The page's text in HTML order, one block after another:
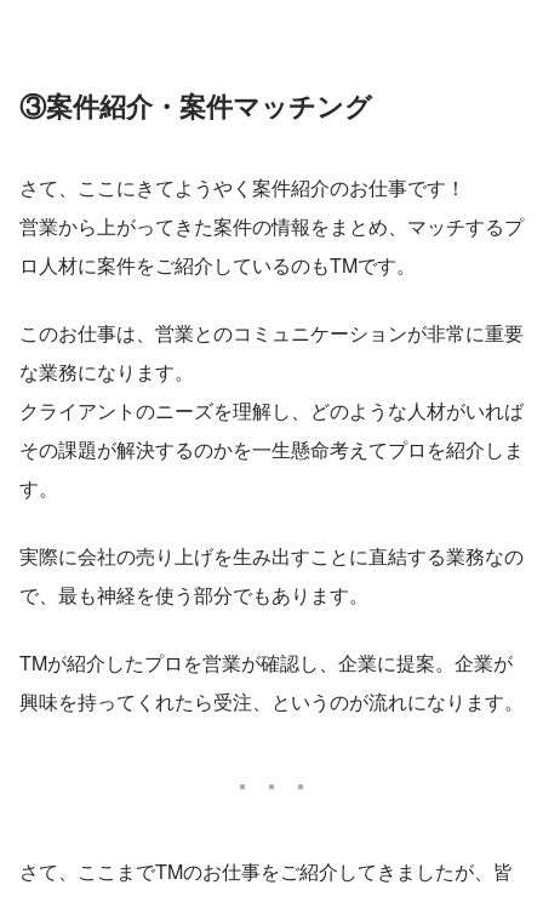
③案件紹介・案件マッチング
さて、ここにきてようやく案件紹介のお仕事です！
営業から上がってきた案件の情報をまとめ、マッチするプ
ロ人材に案件をご紹介しているのもTMです。
このお仕事は、営業とのコミュニケーションが非常に重要
な業務になります。
クライアントのニーズを理解し、どのような人材がいれば
その課題が解決するのかを一生懸命考えてプロを紹介しま
す。
実際に会社の売り上げを生み出すことに直結する業務なの
で、最も神経を使う部分でもあります。
TMが紹介したプロを営業が確認し、企業に提案。企業が
興味を持ってくれたら受注、というのが流れになります。
さて、ここまでTMのお仕事をご紹介してきましたが、皆